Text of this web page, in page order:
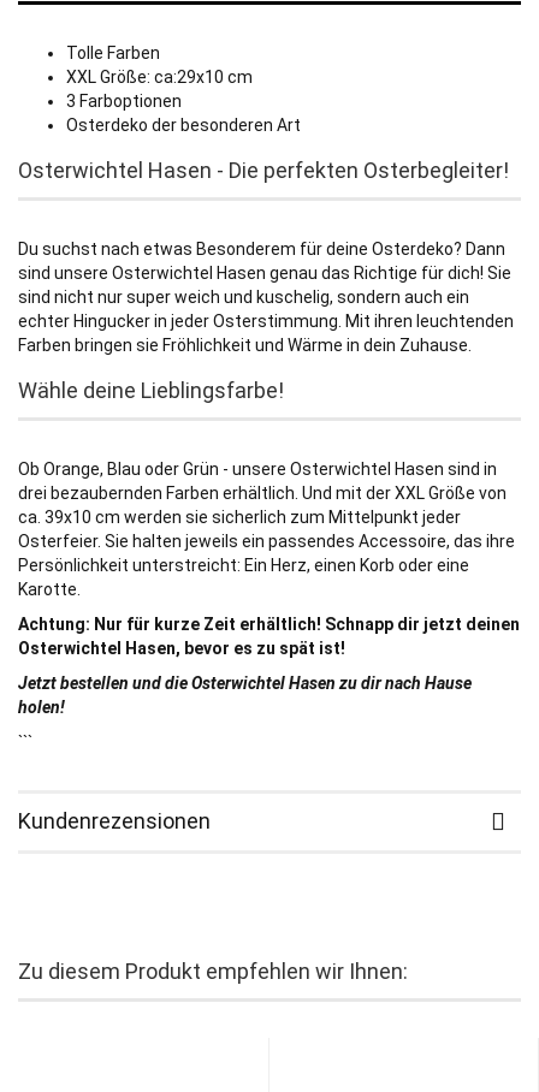
Tolle Farben
XXL Größe: ca:29x10 cm
3 Farboptionen
Osterdeko der besonderen Art
Osterwichtel Hasen - Die perfekten Osterbegleiter!
Du suchst nach etwas Besonderem für deine Osterdeko? Dann
sind unsere Osterwichtel Hasen genau das Richtige für dich! Sie
sind nicht nur super weich und kuschelig, sondern auch ein
echter Hingucker in jeder Osterstimmung. Mit ihren leuchtenden
Farben bringen sie Fröhlichkeit und Wärme in dein Zuhause.
Wähle deine Lieblingsfarbe!
Ob Orange, Blau oder Grün - unsere Osterwichtel Hasen sind in
drei bezaubernden Farben erhältlich. Und mit der XXL Größe von
ca. 39x10 cm werden sie sicherlich zum Mittelpunkt jeder
Osterfeier. Sie halten jeweils ein passendes Accessoire, das ihre
Persönlichkeit unterstreicht: Ein Herz, einen Korb oder eine
Karotte.
Achtung: Nur für kurze Zeit erhältlich! Schnapp dir jetzt deinen
Osterwichtel Hasen, bevor es zu spät ist!
Jetzt bestellen und die Osterwichtel Hasen zu dir nach Hause
holen!
```
Kundenrezensionen
Zu diesem Produkt empfehlen wir Ihnen: